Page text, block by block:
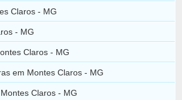
Claros - MG
- MG
Claros - MG
em Montes Claros - MG
Claros - MG